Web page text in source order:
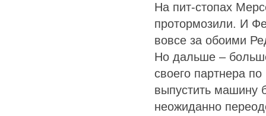
На пит-стопах
протормозили. И
вовсе за обоими
Но дальше –
своего партнера
выпустить машину
неожиданно